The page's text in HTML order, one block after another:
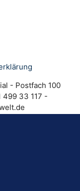
- Postfach 100
499 33 117 -
ed.tl